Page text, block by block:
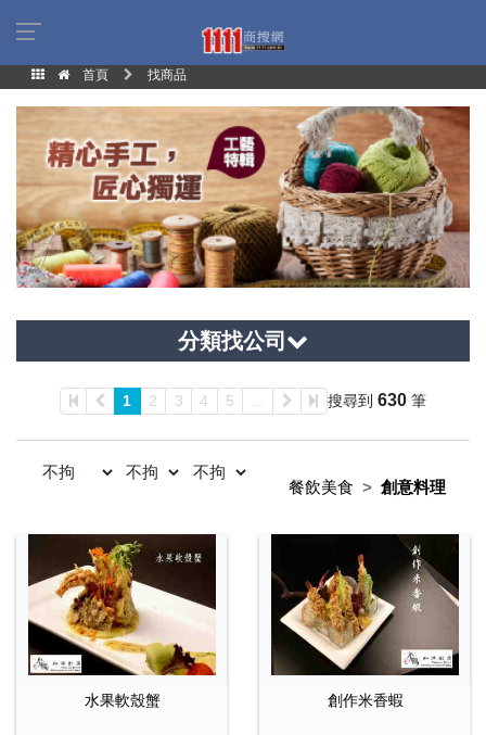
首頁 找商品
分類找公司
1 2 3 4 5 搜尋到 630 筆
餐飲美食 創意料理
水果軟殼蟹 創作米香蝦